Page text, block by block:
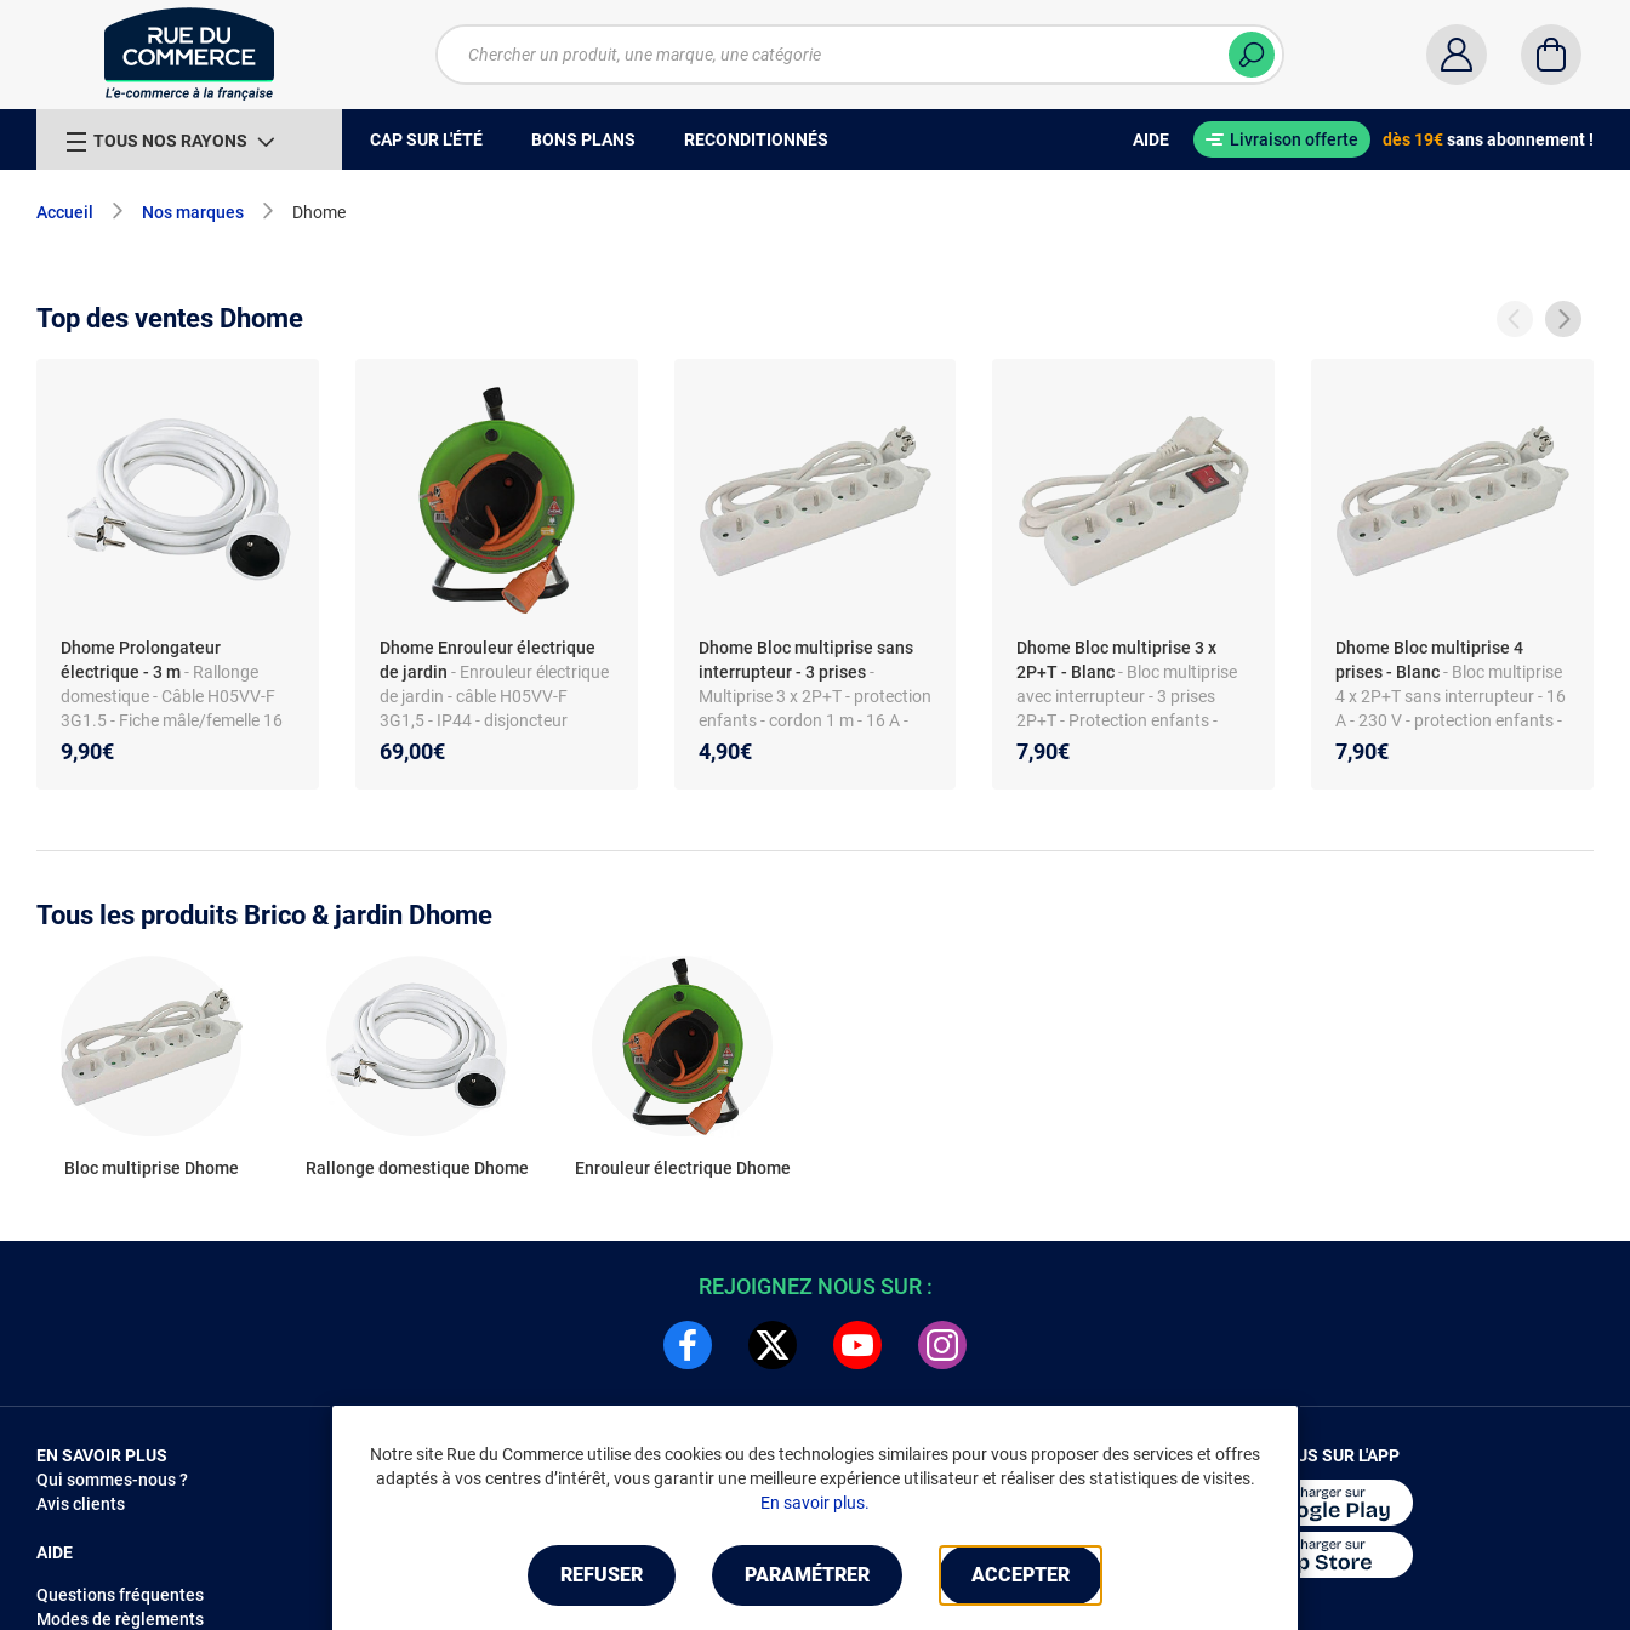
TOUS NOS RAYONS CAP SUR L'ÉTÉ BONS PLANS RECONDITIONNÉS AIDE Livraison offerte dès 19€sans abonnement !
Accueil Nos marques Dhome
Top des ventes Dhome
Dhome Prolongateur
électrique - 3 m- Rallonge
domestique - Câble H05VV-F
3G1.5 - Fiche mâle/femelle 16
A - Type F - Sécurité enfant -
PVC - 230 V 3500 W max
9,90€
Dhome Enrouleur électrique
de jardin - Enrouleur électrique
de jardin - câble H05VV-F
3G1,5 - IP44 - disjoncteur
thermique - puissance
1100/3200 W
69,00€
Dhome Bloc multiprise sans
interrupteur - 3 prises-
Multiprise 3 x 2P+T - protection
enfants - cordon 1 m - 16 A -
230 V - 3500 W - plastique
blanc
4,90€
Dhome Bloc multiprise 3 x
2P+T - Blanc- Bloc multiprise
avec interrupteur - 3 prises
2P+T - Protection enfants -
Cordon 1,5 m - 16 A - 230 V -
3500 W
7,90€
Dhome Bloc multiprise 4
prises - Blanc- Bloc multiprise
4 x 2P+T sans interrupteur - 16
A - 230 V - protection enfants -
cordon 1 m - 3500 W
7,90€
Tous les produits Brico & jardin Dhome
Bloc multiprise Dhome Rallonge domestique Dhome Enrouleur électrique Dhome
REJOIGNEZ NOUS SUR :
EN SAVOIR PLUS
Qui sommes-nous ?
Avis clients
AIDE
Questions fréquentes
Modes de règlements
NOUS REJOINDRE
Vendez sur RDC
INFORMATIONS LÉGALES
Environnement
CGV/CGU Marketplace
Gérer mes cookies
Mentions légales
Accessibilité : non conforme
RENDEZ-VOUS SUR L'APP
Notre site Rue du Commerce utilise des cookies ou des technologies similaires pour vous proposer des services et offres
adaptés à vos centres d’intérêt, vous garantir une meilleure expérience utilisateur et réaliser des statistiques de visites.
En savoir plus.
REFUSER PARAMÉTRER ACCEPTER